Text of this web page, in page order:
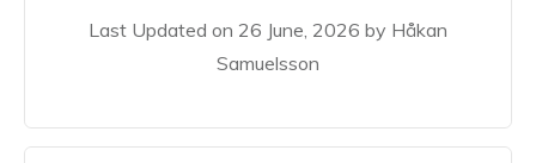
Last Updated on 26 June, 2026 by Håkan
Samuelsson